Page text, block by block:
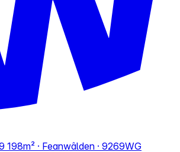
198m² · Feanwâlden · 9269WG